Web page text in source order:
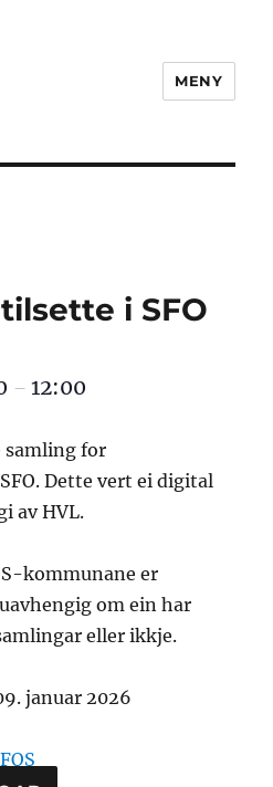
MENY
i SFO
–12:00
samling for
Dette vert ei digital
av HVL.
kommunane er
om ein har
eller ikkje.
januar 2026